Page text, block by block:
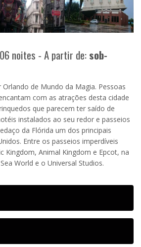
noites - A partir de:sob-
de Mundo da Magia. Pessoas
com as atrações desta cidade
que parecem ter saído de
instalados ao seu redor e passeios
da Flórida um dos principais
Entre os passeios imperdíveis
Kingdom, Animal Kingdom e Epcot, na
World e o Universal Studios.